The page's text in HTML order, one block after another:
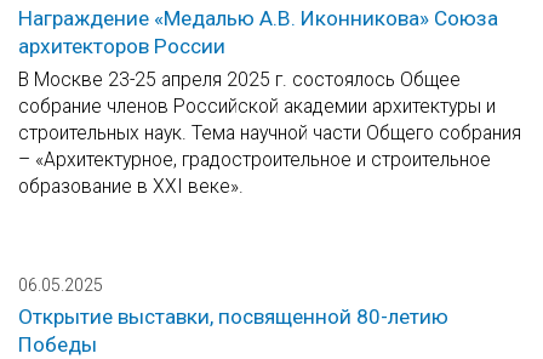
Награждение «Медалью А.В. Иконникова» Союза
архитекторов России
В Москве 23-25 апреля 2025 г. состоялось Общее
собрание членов Российской академии архитектуры и
строительных наук. Тема научной части Общего собрания
– «Архитектурное, градостроительное и строительное
образование в XXI веке».
06.05.2025
Открытие выставки, посвященной 80-летию
Победы